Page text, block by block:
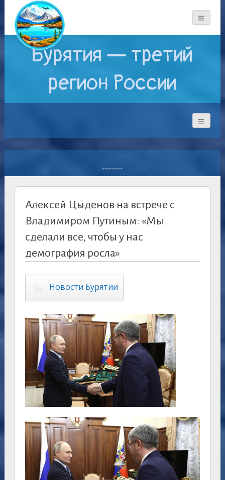
Бурятия — третий
регион России
-------
Алексей Цыденов на встрече с
Владимиром Путиным: «Мы
сделали все, чтобы у нас
демография росла»
Новости Бурятии